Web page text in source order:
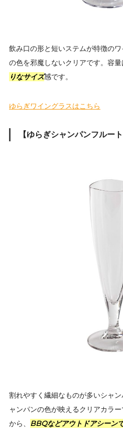
飲み口の形と短いステムが特徴の
の色を邪魔しないクリアです。容量
りなサイズ感です。
ゆらぎワイングラスはこちら
【ゆらぎシャンパンフルート
割れやすく繊細なものが多いシャ
ャンパンの色が映えるクリアカラ
から、 BBQなどアウトドアシーン